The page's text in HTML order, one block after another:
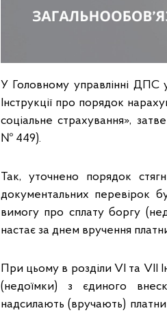
У Головному управлінні ДПС
Інструкції про порядок
соціальне страхування»,
№ 449).
Так, уточнено порядок
документальних перевірок
вимогу про сплату боргу
настає за днем вручення
При цьому в розділи VI та VII
(недоїмки) з єдиного
надсилають (вручають)